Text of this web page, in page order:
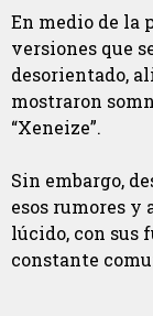
En medio de la
versiones que
desorientado,
mostraron
“Xeneize”.
Sin embargo,
esos rumores y
lúcido, con sus
constante